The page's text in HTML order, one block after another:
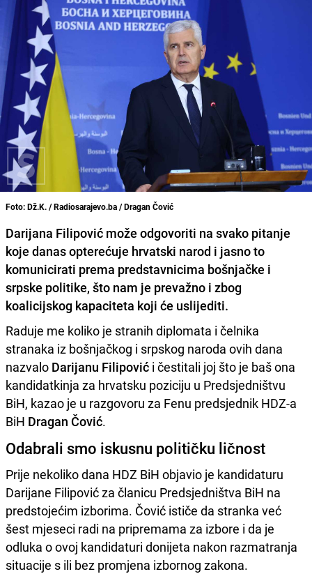
Foto: Dž.K. / Radiosarajevo.ba / Dragan Čović
Darijana Filipović može odgovoriti na svako pitanje
koje danas opterećuje hrvatski narod i jasno to
komunicirati prema predstavnicima bošnjačke i
srpske politike, što nam je prevažno i zbog
koalicijskog kapaciteta koji će uslijediti.
Raduje me koliko je stranih diplomata i čelnika
stranaka iz bošnjačkog i srpskog naroda ovih dana
nazvalo Darijanu Filipović i čestitali joj što je baš ona
kandidatkinja za hrvatsku poziciju u Predsjedništvu
BiH, kazao je u razgovoru za Fenu predsjednik HDZ-a
BiH Dragan Čović.
Odabrali smo iskusnu političku ličnost
Prije nekoliko dana HDZ BiH objavio je kandidaturu
Darijane Filipović za članicu Predsjedništva BiH na
predstojećim izborima. Čović ističe da stranka već
šest mjeseci radi na pripremama za izbore i da je
odluka o ovoj kandidaturi donijeta nakon razmatranja
situacije s ili bez promjena izbornog zakona.